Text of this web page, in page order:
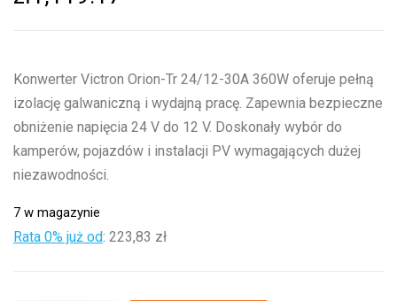
Konwerter Victron Orion-Tr 24/12-30A 360W oferuje pełną
izolację galwaniczną i wydajną pracę. Zapewnia bezpieczne
obniżenie napięcia 24 V do 12 V. Doskonały wybór do
kamperów, pojazdów i instalacji PV wymagających dużej
niezawodności.
7 w magazynie
Rata 0% już od: 223,83 zł